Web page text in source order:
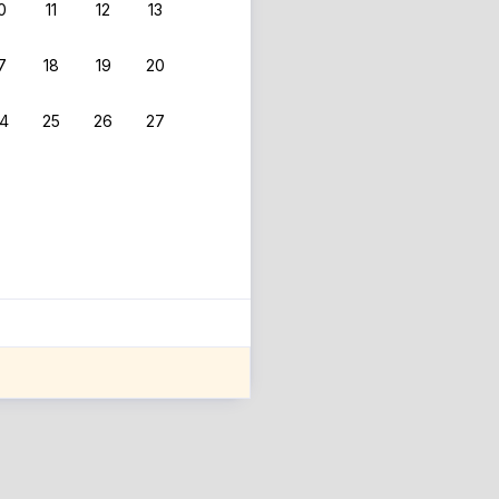
11 12 13
18 19 20
25 26 27